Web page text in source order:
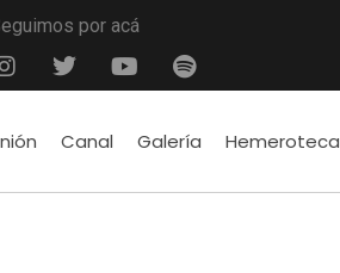
por acá
Canal Galería Hemeroteca